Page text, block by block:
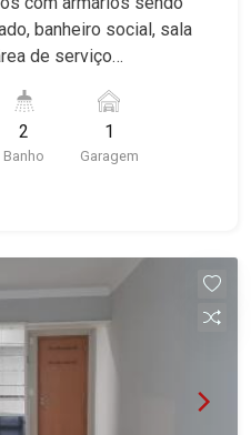
banheiro social, sala
de serviço
Caramuru.
2
Banho
1
Garagem